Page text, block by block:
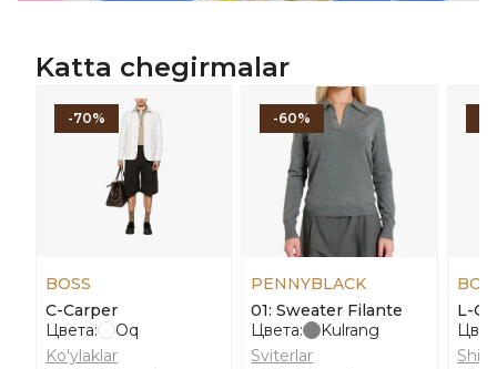
Katta chegirmalar
-70%
BOSS
C-Carper
Цвета:
Oq
Ko'ylaklar
-60%
PENNYBLACK
01: Sweater Filante
Цвета:
Kulrang
Sviterlar
L-